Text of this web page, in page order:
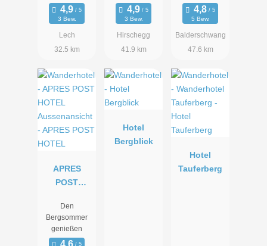
3 Bew.
Lech
32.5 km
3 Bew.
Hirschegg
41.9 km
5 Bew.
Balderschwang
47.6 km
APRES
POST
Den
Bergsommer
genießen
Hotel
Bergblick
Hotel
Tauferberg